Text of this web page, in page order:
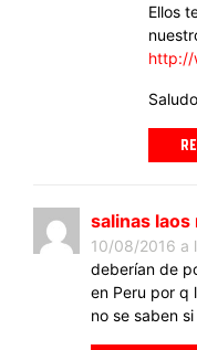
Ellos
http://
salinas laos
10/08/2016 a
deberían de
en Peru por q
no se saben